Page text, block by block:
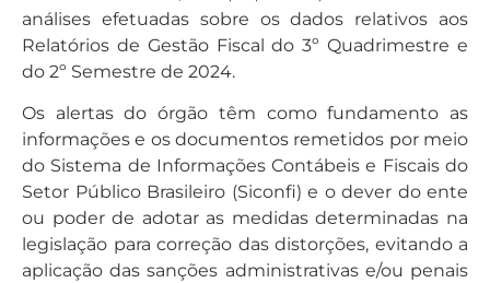
análises efetuadas sobre os dados relativos aos
Relatórios de Gestão Fiscal do 3º Quadrimestre e
do 2º Semestre de 2024.
Os alertas do órgão têm como fundamento as
informações e os documentos remetidos por meio
do Sistema de Informações Contábeis e Fiscais do
Setor Público Brasileiro (Siconfi) e o dever do ente
ou poder de adotar as medidas determinadas na
legislação para correção das distorções, evitando a
aplicação das sanções administrativas e/ou penais